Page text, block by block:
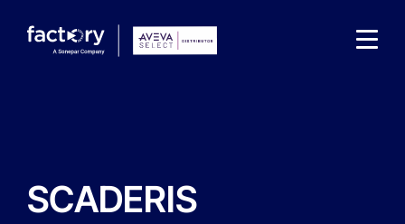
Qu'est-ce que vous cherchez ?
SCADERIS